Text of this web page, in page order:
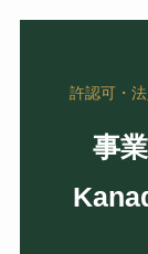
許認可・
事